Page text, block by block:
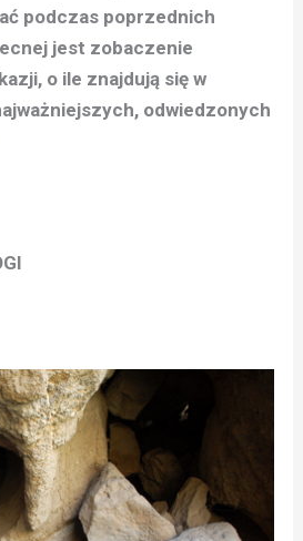
podczas poprzednich
jest zobaczenie
o ile znajdują się w
odwiedzonych